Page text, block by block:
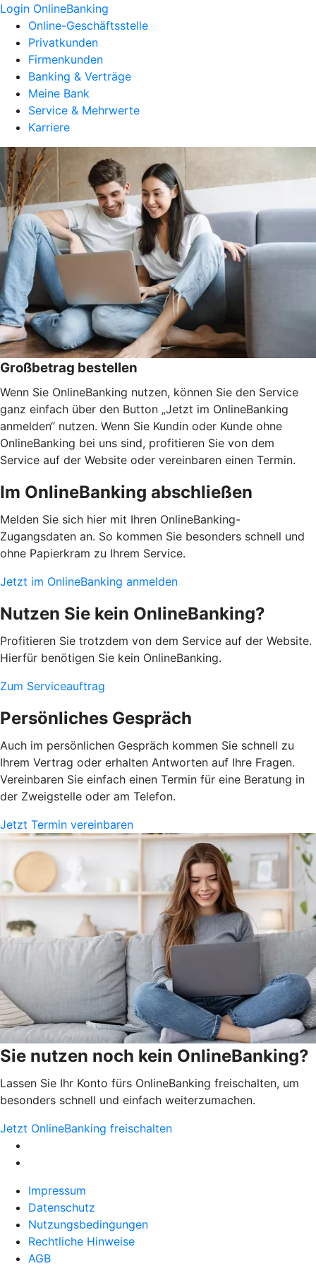
Login OnlineBanking
Online-Geschäftsstelle
Privatkunden
Firmenkunden
Banking & Verträge
Meine Bank
Service & Mehrwerte
Karriere
Großbetrag bestellen
Wenn Sie OnlineBanking nutzen, können Sie den Service
ganz einfach über den Button „Jetzt im OnlineBanking
anmelden“ nutzen. Wenn Sie Kundin oder Kunde ohne
OnlineBanking bei uns sind, profitieren Sie von dem
Service auf der Website oder vereinbaren einen Termin.
Im OnlineBanking abschließen
Melden Sie sich hier mit Ihren OnlineBanking-
Zugangsdaten an. So kommen Sie besonders schnell und
ohne Papierkram zu Ihrem Service.
Jetzt im OnlineBanking anmelden
Nutzen Sie kein OnlineBanking?
Profitieren Sie trotzdem von dem Service auf der Website.
Hierfür benötigen Sie kein OnlineBanking.
Zum Serviceauftrag
Persönliches Gespräch
Auch im persönlichen Gespräch kommen Sie schnell zu
Ihrem Vertrag oder erhalten Antworten auf Ihre Fragen.
Vereinbaren Sie einfach einen Termin für eine Beratung in
der Zweigstelle oder am Telefon.
Jetzt Termin vereinbaren
Sie nutzen noch kein OnlineBanking?
Lassen Sie Ihr Konto fürs OnlineBanking freischalten, um
besonders schnell und einfach weiterzumachen.
Jetzt OnlineBanking freischalten
Impressum
Datenschutz
Nutzungsbedingungen
Rechtliche Hinweise
AGB